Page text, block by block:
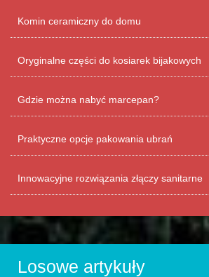
Komin ceramiczny do domu
Oryginalne części do kosiarek bijakowych
Gdzie można nabyć marcepan?
Praktyczne opcje pakowania ubrań
Innowacyjne rozwiązania złączy sanitarne
Losowe artykuły